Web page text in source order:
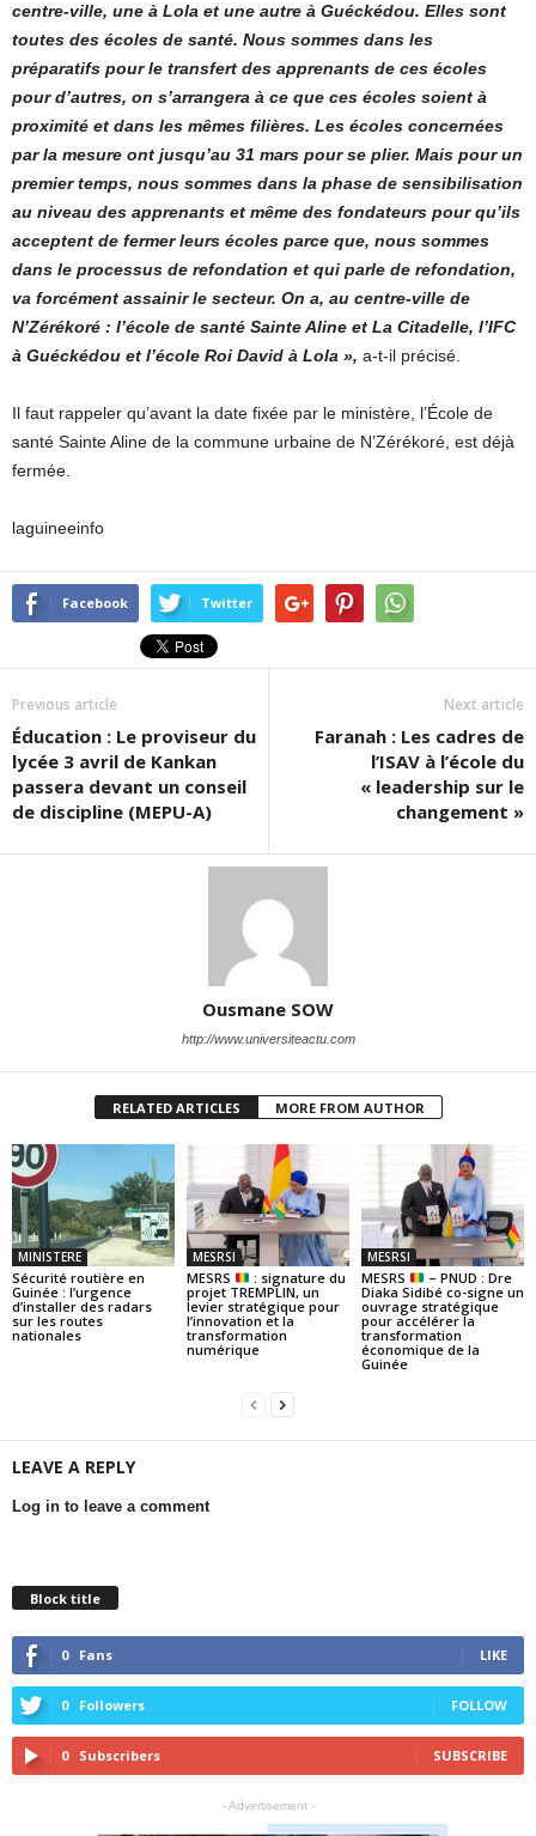
centre-ville, une à Lola et une autre à Guéckédou. Elles sont
toutes des écoles de santé. Nous sommes dans les
préparatifs pour le transfert des apprenants de ces écoles
pour d’autres, on s’arrangera à ce que ces écoles soient à
proximité et dans les mêmes filières. Les écoles concernées
par la mesure ont jusqu’au 31 mars pour se plier. Mais pour un
premier temps, nous sommes dans la phase de sensibilisation
au niveau des apprenants et même des fondateurs pour qu’ils
acceptent de fermer leurs écoles parce que, nous sommes
dans le processus de refondation et qui parle de refondation,
va forcément assainir le secteur. On a, au centre-ville de
N’Zérékoré : l’école de santé Sainte Aline et La Citadelle, l’IFC
à Guéckédou et l’école Roi David à Lola », a-t-il précisé.
Il faut rappeler qu’avant la date fixée par le ministère, l’École de
santé Sainte Aline de la commune urbaine de N’Zérékoré, est déjà
fermée.
laguineeinfo
Facebook Twitter
Previous article
Éducation : Le proviseur du
lycée 3 avril de Kankan
passera devant un conseil
de discipline (MEPU-A)
Next article
Faranah : Les cadres de
l’ISAV à l’école du
« leadership sur le
changement »
Ousmane SOW
http://www.universiteactu.com
RELATED ARTICLES MORE FROM AUTHOR
MINISTERE
Sécurité routière en
Guinée : l’urgence
d’installer des radars
sur les routes
nationales
MESRSI
MESRS
: signature du
projet TREMPLIN, un
levier stratégique pour
l’innovation et la
transformation
numérique
MESRSI
MESRS
– PNUD : Dre
Diaka Sidibé co-signe un
ouvrage stratégique
pour accélérer la
transformation
économique de la
Guinée
LEAVE A REPLY
Log in to leave a comment
Block title
0 Fans LIKE
0 Followers FOLLOW
0 Subscribers SUBSCRIBE
- Advertisement -